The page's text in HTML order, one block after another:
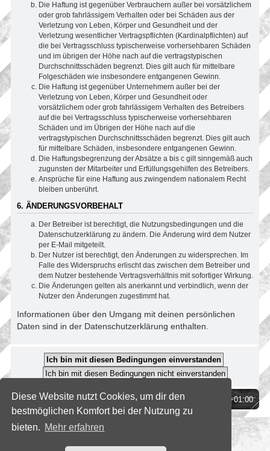
Diese Website nutzt Cookies, um dir den
bestmöglichen Komfort bei der Nutzung zu
bieten. Mehr erfahren
Die Haftung ist gegenüber Verbrauchern außer bei vorsätzlichem
oder grob fahrlässigem Verhalten oder bei Schäden aus der
Verletzung von Leben, Körper und Gesundheit und der
Verletzung wesentlicher Vertragspflichten (Kardinalpflichten) auf
die bei Vertragsschluss typischerweise vorhersehbaren Schäden
und im übrigen der Höhe nach auf die vertragstypischen
Durchschnittsschäden begrenzt. Dies gilt auch für mittelbare
Folgeschäden wie insbesondere entgangenen Gewinn.
Die Haftung ist gegenüber Unternehmern außer bei der
Verletzung von Leben, Körper und Gesundheit oder
vorsätzlichem oder grob fahrlässigem Verhalten des Betreibers
auf die bei Vertragsschluss typischerweise vorhersehbaren
Schäden und im Übrigen der Höhe nach auf die
vertragstypischen Durchschnittsschäden begrenzt. Dies gilt auch
für mittelbare Schäden, insbesondere entgangenen Gewinn.
Die Haftungsbegrenzung der Absätze a bis c gilt sinngemäß auch
zugunsten der Mitarbeiter und Erfüllungsgehilfen des Betreibers.
Ansprüche für eine Haftung aus zwingendem nationalem Recht
bleiben unberührt.
6. ÄNDERUNGSVORBEHALT
Der Betreiber ist berechtigt, die Nutzungsbedingungen und die
Datenschutzerklärung zu ändern. Die Änderung wird dem Nutzer
per E-Mail mitgeteilt.
Der Nutzer ist berechtigt, den Änderungen zu widersprechen. Im
Falle des Widerspruchs erlischt das zwischen dem Betreiber und
dem Nutzer bestehende Vertragsverhältnis mit sofortiger Wirkung.
Die Änderungen gelten als anerkannt und verbindlich, wenn der
Nutzer den Änderungen zugestimmt hat.
Informationen über den Umgang mit deinen persönlichen
Daten sind in der Datenschutzerklärung enthalten.
Foren-Übersicht Alle Zeiten sind UTC+01:00
*SE Gamer Style by